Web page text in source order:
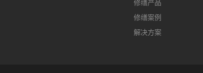
修缮产品
修缮案例
解决方案